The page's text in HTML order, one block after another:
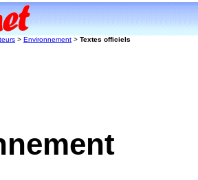
> Environnement > Textes officiels